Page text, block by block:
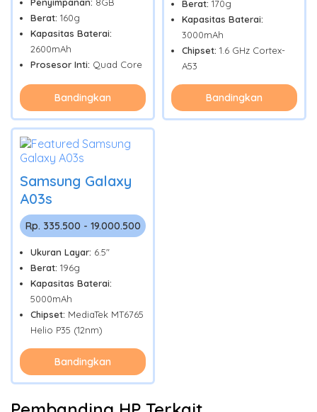
Berat: 160g
Kapasitas Baterai:
2600mAh
Prosesor Inti: Quad Core
Bandingkan
Berat: 170g
Kapasitas Baterai:
3000mAh
Chipset: 1.6 GHz Cortex-
A53
Bandingkan
Samsung Galaxy
A03s
Rp. 335.500 - 19.000.500
Ukuran Layar: 6.5"
Berat: 196g
Kapasitas Baterai:
5000mAh
Chipset: MediaTek MT6765
Helio P35 (12nm)
Bandingkan